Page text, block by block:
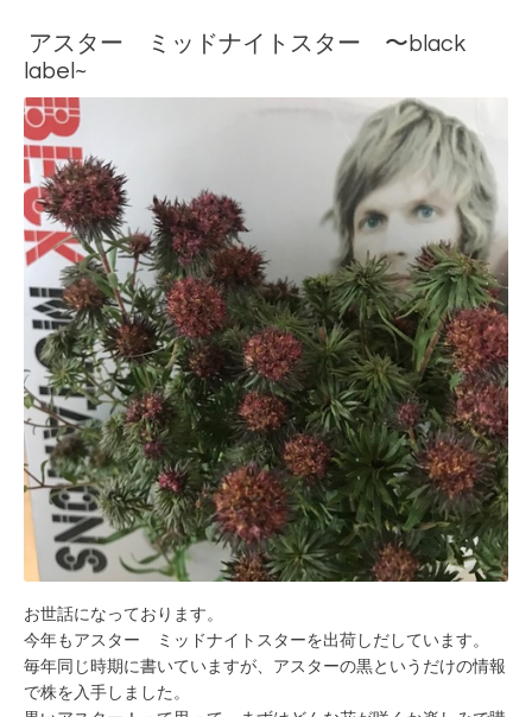
アスター ミッドナイトスター 〜black
label~
お世話になっております。
今年もアスター ミッドナイトスターを出荷しだしています。
毎年同じ時期に書いていますが、アスターの黒というだけの情報
で株を入手しました。